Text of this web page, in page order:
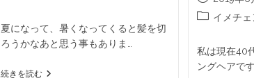
夏になって、暑くなってくると髪を切
ろうかなあと思う事もありま…
続きを読む
イメチ
私は現在40
ングヘアで